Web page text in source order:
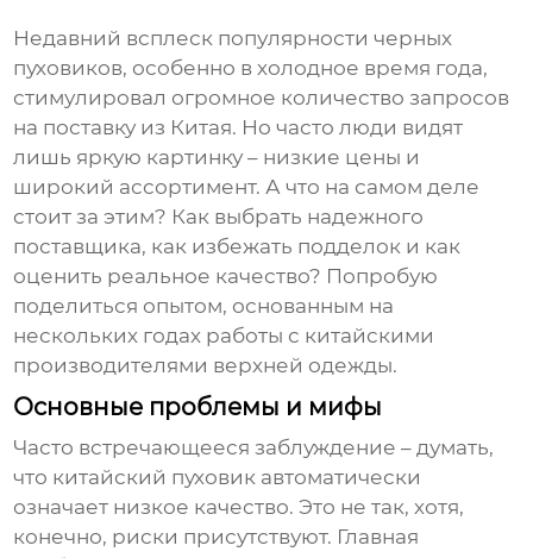
Недавний всплеск популярностичерных
пуховиков, особенно в холодное время года,
стимулировал огромное количество запросов
на поставку из Китая. Но часто люди видят
лишь яркую картинку – низкие цены и
широкий ассортимент. А что на самом деле
стоит за этим? Как выбрать надежного
поставщика, как избежать подделок и как
оценить реальное качество? Попробую
поделиться опытом, основанным на
нескольких годах работы с китайскими
производителями верхней одежды.
Основные проблемы и мифы
Часто встречающееся заблуждение – думать,
что китайский пуховик автоматически
означает низкое качество. Это не так, хотя,
конечно, риски присутствуют. Главная